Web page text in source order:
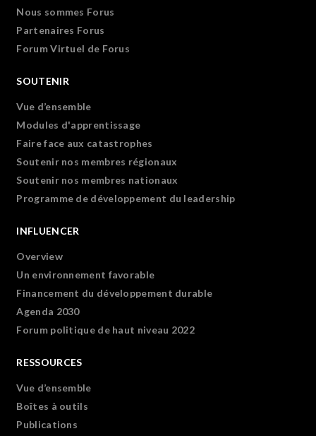
Nous sommes Forus
Partenaires Forus
Forum Virtuel de Forus
SOUTENIR
Vue d’ensemble
Modules d'apprentissage
Faire face aux catastrophes
Soutenir nos membres régionaux
Soutenir nos membres nationaux
Programme de développement du leadership
INFLUENCER
Overview
Un environnement favorable
Financement du développement durable
Agenda 2030
Forum politique de haut niveau 2022
RESSOURCES
Vue d’ensemble
Boîtes à outils
Publications